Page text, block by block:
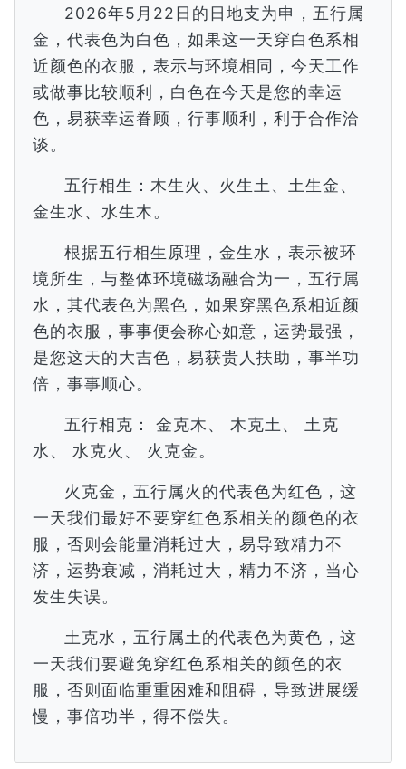
2026年5月22日的日地支为申，五行属
金，代表色为白色，如果这一天穿白色系相
近颜色的衣服，表示与环境相同，今天工作
或做事比较顺利，白色在今天是您的幸运
色，易获幸运眷顾，行事顺利，利于合作洽
谈。
五行相生：木生火、火生土、土生金、
金生水、水生木。
根据五行相生原理，金生水，表示被环
境所生，与整体环境磁场融合为一，五行属
水，其代表色为黑色，如果穿黑色系相近颜
色的衣服，事事便会称心如意，运势最强，
是您这天的大吉色，易获贵人扶助，事半功
倍，事事顺心。
五行相克： 金克木、 木克土、 土克
水、 水克火、 火克金。
火克金，五行属火的代表色为红色，这
一天我们最好不要穿红色系相关的颜色的衣
服，否则会能量消耗过大，易导致精力不
济，运势衰减，消耗过大，精力不济，当心
发生失误。
土克水，五行属土的代表色为黄色，这
一天我们要避免穿红色系相关的颜色的衣
服，否则面临重重困难和阻碍，导致进展缓
慢，事倍功半，得不偿失。